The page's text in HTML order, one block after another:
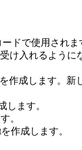
ードで使用され
け入れるよう
作成します。新
します。
。
作成します。